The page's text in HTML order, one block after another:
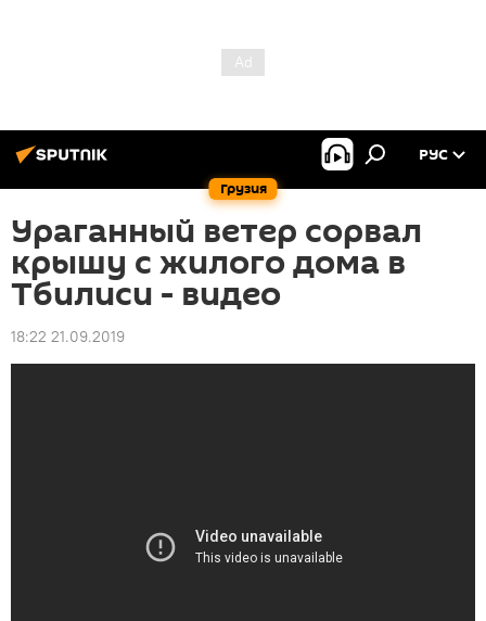
Грузия
РУС
Ураганный ветер сорвал
крышу с жилого дома в
Тбилиси - видео
18:22 21.09.2019